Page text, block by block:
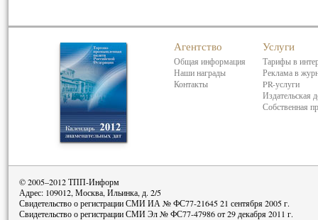
Агентство
Общая информация
Наши награды
Контакты
Услуги
Тарифы в
Реклама в
PR-услуги
Издательская
Собственная
© 2005–2012 ТПП-Информ
Адрес: 109012, Москва, Ильинка, д. 2/5
Свидетельство о регистрации СМИ ИА № ФС77-21645 21 сентября 2005 г.
Свидетельство о регистрации СМИ Эл № ФС77-47986 от 29 декабря 2011 г.